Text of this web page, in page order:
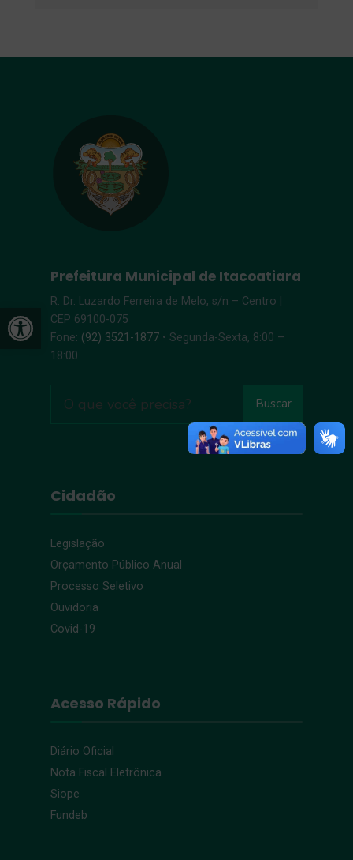
Open toolbar
Prefeitura Municipal de Itacoatiara
R. Dr. Luzardo Ferreira de Melo, s/n – Centro |
CEP 69100-075
Fone: (92) 3521-1877 • Segunda-Sexta, 8:00 –
18:00
Buscar
Cidadão
Legislação
Orçamento Público Anual
Processo Seletivo
Ouvidoria
Covid-19
Acesso Rápido
Diário Oficial
Nota Fiscal Eletrônica
Siope
Fundeb